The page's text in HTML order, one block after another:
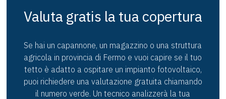
Valuta gratis la tua copertura
Se hai un capannone, un magazzino o una struttura
agricola in provincia di Fermo e vuoi capire se il tuo
tetto è adatto a ospitare un impianto fotovoltaico,
puoi richiedere una valutazione gratuita chiamando
il numero verde. Un tecnico analizzerà la tua